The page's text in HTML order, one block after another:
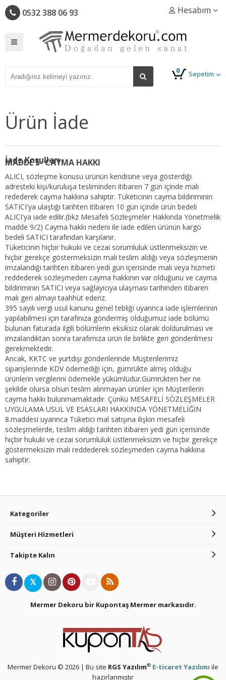
0532 388 06 93 Hesabım
Sepetim
0
Ürün İade
İade Koşulları
MADDE 5- CAYMA HAKKI
ALICI, sözleşme konusu ürünün kendisine veya gösterdiği
adresteki kişi/kuruluşa tesliminden itibaren 7 gün içinde malı
redederek cayma hakkına sahiptir. Tüketicinin cayma bildiriminin
SATICI'ya ulaştığı tarihten itibaren 10 gün içinde ürün bedeli
ALICI'ya iade edilir.(bkz Mesafeli Sözleşmeler Hakkında Yönetmelik
madde 9/2) Cayma hakkı nedeni ile iade edilen ürünün kargo
bedeli SATICI tarafından karşılanır.
Tüketicinin hiçbir hukuki ve cezai sorumluluk üstlenmeksizin ve
hiçbir gerekçe göstermeksizin malı teslim aldığı veya sözleşmenin
imzalandığı tarihten itibaren yedi gün içerisinde malı veya hizmeti
reddederek sözleşmeden cayma hakkının var olduğunu ve cayma
bildiriminin SATICI veya sağlayıcıya ulaşması tarihinden itibaren
malı geri almayı taahhüt ederiz.
395 sayılı vergi usul kanunu genel tebliği uyarınca iade işlemlerinin
yapılabilmesi için tarafınıza göndermiş olduğumuz iade bölümü
bulunan faturada ilgili bölümlerin eksiksiz olarak doldurulması ve
imzalandıktan sonra tarafımıza ürün ile birlikte geri gönderilmesi
gerekmektedir.
Ancak, KKTC ve yurtdışı gönderilerinde Müşterilerimiz
siparişlerinde KDV ödemediği için, gümrükte almış olduğu
ürünlerin vergilerini ödemekle yükümlüdür.Gümrükten her ne
şekilde olursa olsun teslim alınmayan ürünler için Müşterilerin
cayma hakkı bulunmamaktadır. Çünkü MESAFELİ SÖZLEŞMELER
UYGULAMA USUL VE ESASLARI HAKKINDA YÖNETMELİĞİN
8.maddesi uyarınca Tüketici mal satışına ilişkin mesafeli
sözleşmelerde, teslim aldığı tarihten itibaren yedi gün içerisinde
hiçbir hukuki ve cezai sorumluluk üstlenmeksizin ve hiçbir gerekçe
göstermeksizin malı reddederek sözleşmeden cayma hakkına
sahiptir.
Kategoriler
Müşteri Hizmetleri
Takipte Kalın
𝕏
Mermer Dekoru bir Kupontaş Mermermarkasıdır.
Mermer Dekoru © 2026 | Bu site RGS Yazılım® E-ticaret Yazılımı ile
hazırlanmıştır